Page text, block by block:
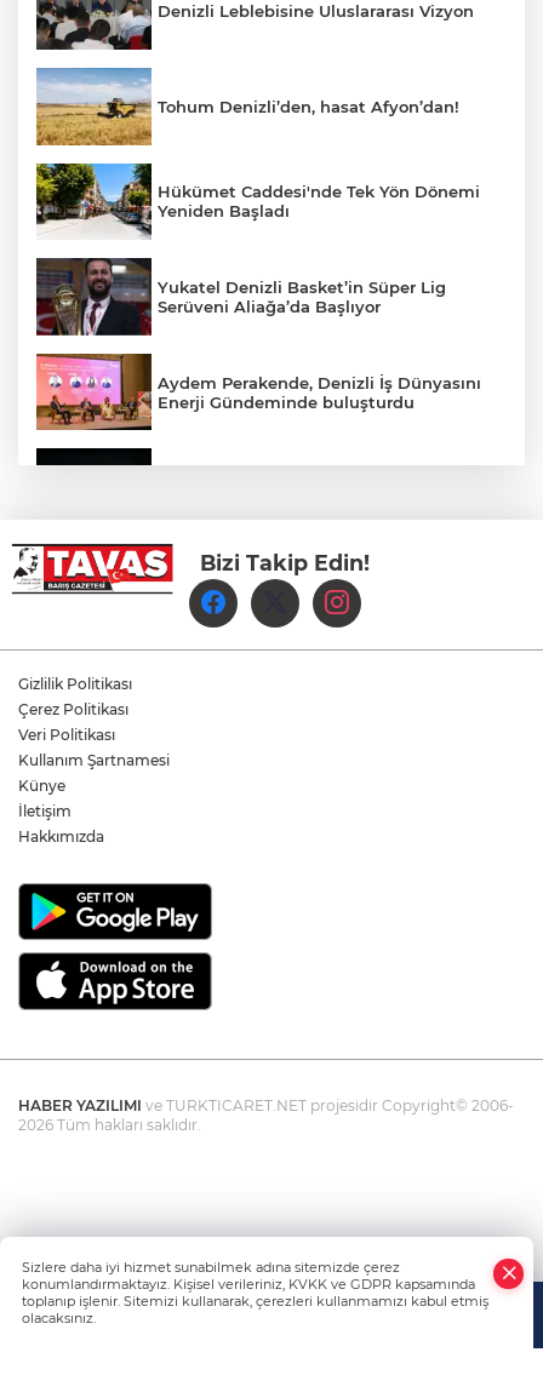
Denizli Leblebisine Uluslararası Vizyon
Tohum Denizli’den, hasat Afyon’dan!
Hükümet Caddesi'nde Tek Yön Dönemi
Yeniden Başladı
Yukatel Denizli Basket’in Süper Lig
Serüveni Aliağa’da Başlıyor
Aydem Perakende, Denizli İş Dünyasını
Enerji Gündeminde buluşturdu
Denizli Büyükşehir Belediyespor Kadın
Voleybol Takımı yeni sezon hazırlıklarına
başladı
Yukatel Denizli Basket, Egemen Güven
Öğretmen Eyüp Özkan, Hayat Öykülerini
Bizi Takip Edin!
Gizlilik Politikası
Çerez Politikası
Veri Politikası
Kullanım Şartnamesi
Künye
İletişim
Hakkımızda
HABER YAZILIMI ve TURKTICARET.NET projesidir Copyright© 2006-
2026 Tüm hakları saklıdır.
Sizlere daha iyi hizmet sunabilmek adına sitemizde çerez
konumlandırmaktayız. Kişisel verileriniz, KVKK ve GDPR kapsamında
toplanıp işlenir. Sitemizi kullanarak, çerezleri kullanmamızı kabul etmiş
olacaksınız.